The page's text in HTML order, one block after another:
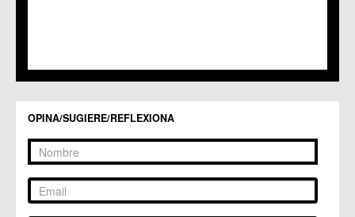
C.C. Zarandona
OPINA/SUGIERE/REFLEXIONA